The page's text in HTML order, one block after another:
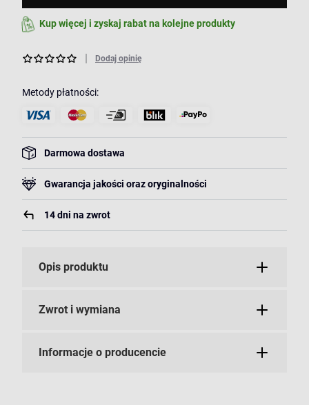
Kup więcej i zyskaj rabat na kolejne produkty
Dodaj opinię
Metody płatności:
Darmowa dostawa
Gwarancja jakości oraz oryginalności
14 dni na zwrot
Opis produktu
Zwrot i wymiana
Informacje o producencie